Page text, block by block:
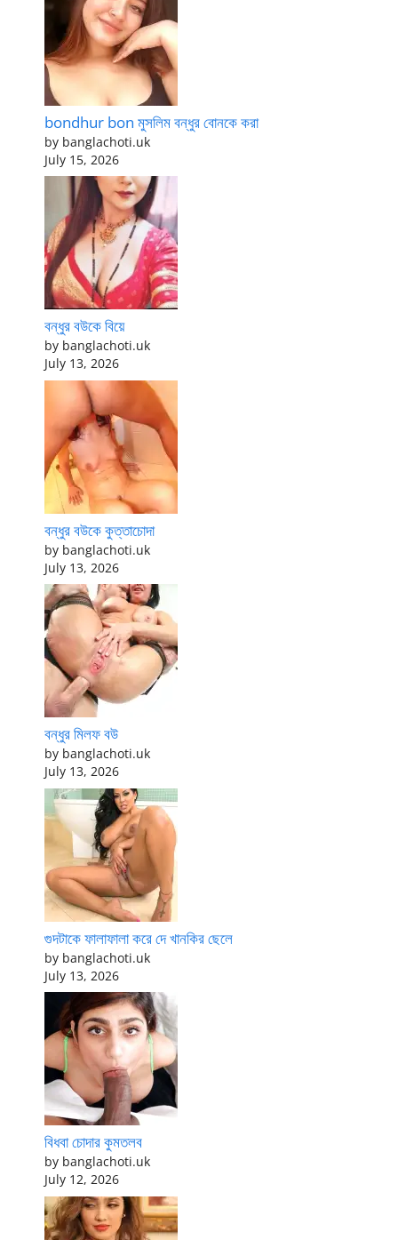
bondhur bon মুসলিম বন্ধুর বোনকে করা
by banglachoti.uk
July 15, 2026
বন্ধুর বউকে বিয়ে
by banglachoti.uk
July 13, 2026
বন্ধুর বউকে কুত্তাচোদা
by banglachoti.uk
July 13, 2026
বন্ধুর মিলফ বউ
by banglachoti.uk
July 13, 2026
গুদটাকে ফালাফালা করে দে খানকির ছেলে
by banglachoti.uk
July 13, 2026
বিধবা চোদার কুমতলব
by banglachoti.uk
July 12, 2026